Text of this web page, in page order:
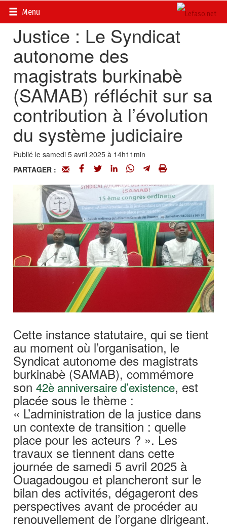
Menu
Accueil>
Justice : Le Syndicat
autonome des
magistrats burkinabè
(SAMAB) réfléchit sur sa
contribution à l’évolution
du système judiciaire
Publié le samedi 5 avril 2025 à 14h11min
PARTAGER :
Cette instance statutaire, qui se tient
au moment où l’organisation, le
Syndicat autonome des magistrats
burkinabè (SAMAB), commémore
son42è anniversaire d’existence, est
placée sous le thème :
« L’administration de la justice dans
un contexte de transition : quelle
place pour les acteurs ? ». Les
travaux se tiennent dans cette
journée de samedi 5 avril 2025 à
Ouagadougou et plancheront sur le
bilan des activités, dégageront des
perspectives avant de procéder au
renouvellement de l’organe dirigeant.